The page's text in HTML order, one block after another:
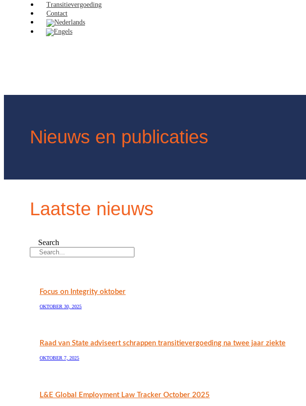
Transitievergoeding
Contact
Nieuws en publicaties
Laatste nieuws
Search
Focus on Integrity oktober
OKTOBER 30, 2025
Raad van State adviseert schrappen transitievergoeding na twee jaar ziekte
OKTOBER 7, 2025
L&E Global Employment Law Tracker October 2025